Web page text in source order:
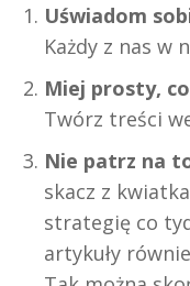
Uświadom
Każdy z nas w
Miej prosty,
Twórz treści
Nie patrz na
skacz z
strategię co
artykuły